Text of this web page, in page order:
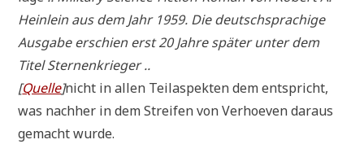
Hein­lein aus dem Jahr 1959. Die deutsch­spra­chi­ge
Aus­ga­be erschien erst 20 Jah­re spä­ter unter dem
Titel Sternenkrieger ..
[Quel­le]nicht in allen Teil­aspek­ten dem ent­spricht,
was nach­her in dem Strei­fen von Ver­hoe­ven dar­aus
gemacht wurde.